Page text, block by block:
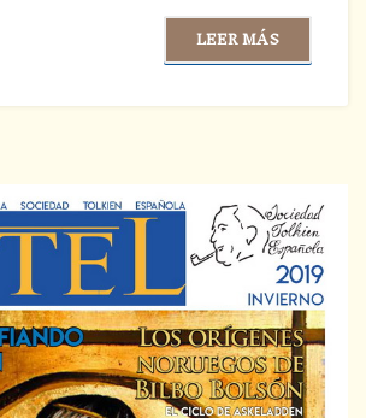
LEER MÁS